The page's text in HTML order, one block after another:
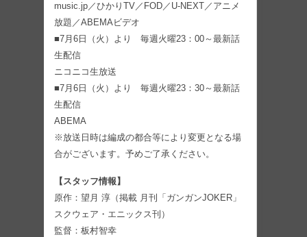
music.jp／ひかりTV／FOD／U-NEXT／アニメ
放題／ABEMAビデオ
■7月6日（火）より 毎週火曜23：00～最新話
生配信
ニコニコ生放送
■7月6日（火）より 毎週火曜23：30～最新話
生配信
ABEMA
※放送日時は編成の都合等により変更となる場
合がございます。予めご了承ください。
【スタッフ情報】
原作：望月 淳（掲載 月刊「ガンガンJOKER」
スクウェア・エニックス刊）
監督：板村智幸